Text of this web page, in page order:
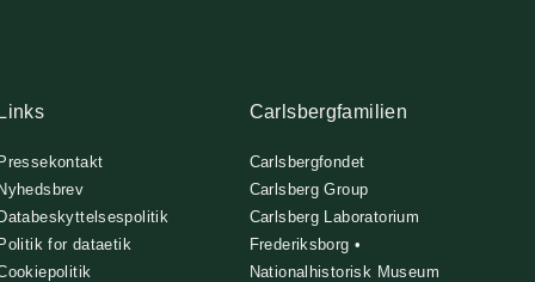
for dataetik
Carlsbergfamilien
Carlsbergfondet
Carlsberg Group
Carlsberg Laboratorium
Frederiksborg •
Nationalhistorisk Museum